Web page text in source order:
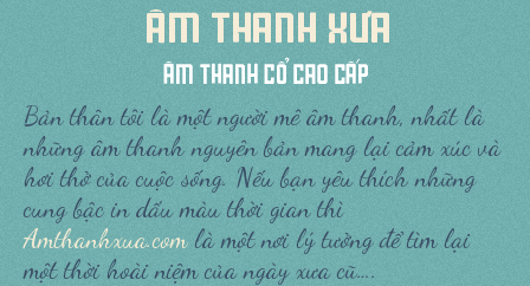
Bản thân tôi là một người mê âm thanh, nhất là
những âm thanh nguyên bản mang lại cảm xúc và
hơi thở của cuộc sống. Nếu bạn yêu thích những
cung bậc in dấu màu thời gian thì
Amthanhxua.comlà một nơi lý tưởng để tìm lại
một thời hoài niệm của ngày xưa cũ….